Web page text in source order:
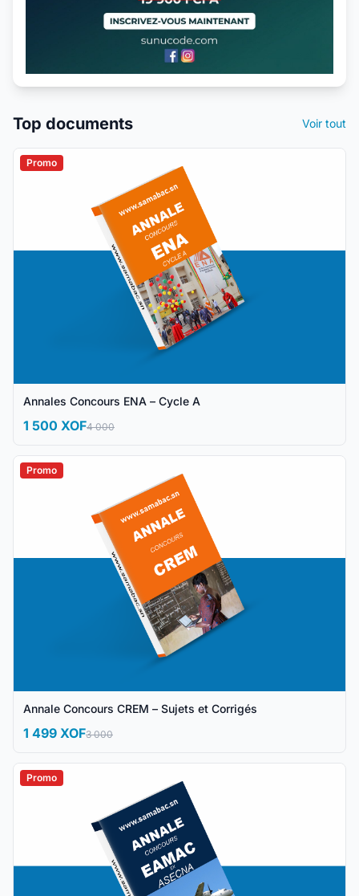
Top documents Voir tout
Promo
Annales Concours ENA – Cycle A
1 500 XOF4 000
Promo
Annale Concours CREM – Sujets et Corrigés
1 499 XOF3 000
Promo